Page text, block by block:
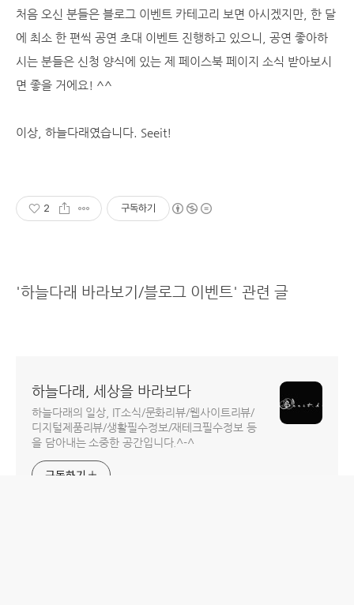
처음 오신 분들은 블로그 이벤트 카테고리 보면 아시겠지만, 한 달
에 최소 한 편씩 공연 초대 이벤트 진행하고 있으니, 공연 좋아하
시는 분들은 신청 양식에 있는 제 페이스북 페이지 소식 받아보시
면 좋을 거에요! ^^
이상, 하늘다래였습니다. Seeit!
2 구독하기
'하늘다래 바라보기/블로그 이벤트' 관련 글
하늘다래, 세상을 바라보다
하늘다래의 일상, IT소식/문화리뷰/웹사이트리뷰/
디지털제품리뷰/생활필수정보/재테크필수정보 등
을 담아내는 소중한 공간입니다.^-^
구독하기